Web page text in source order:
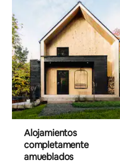
Alojamientos
completamente
amueblados